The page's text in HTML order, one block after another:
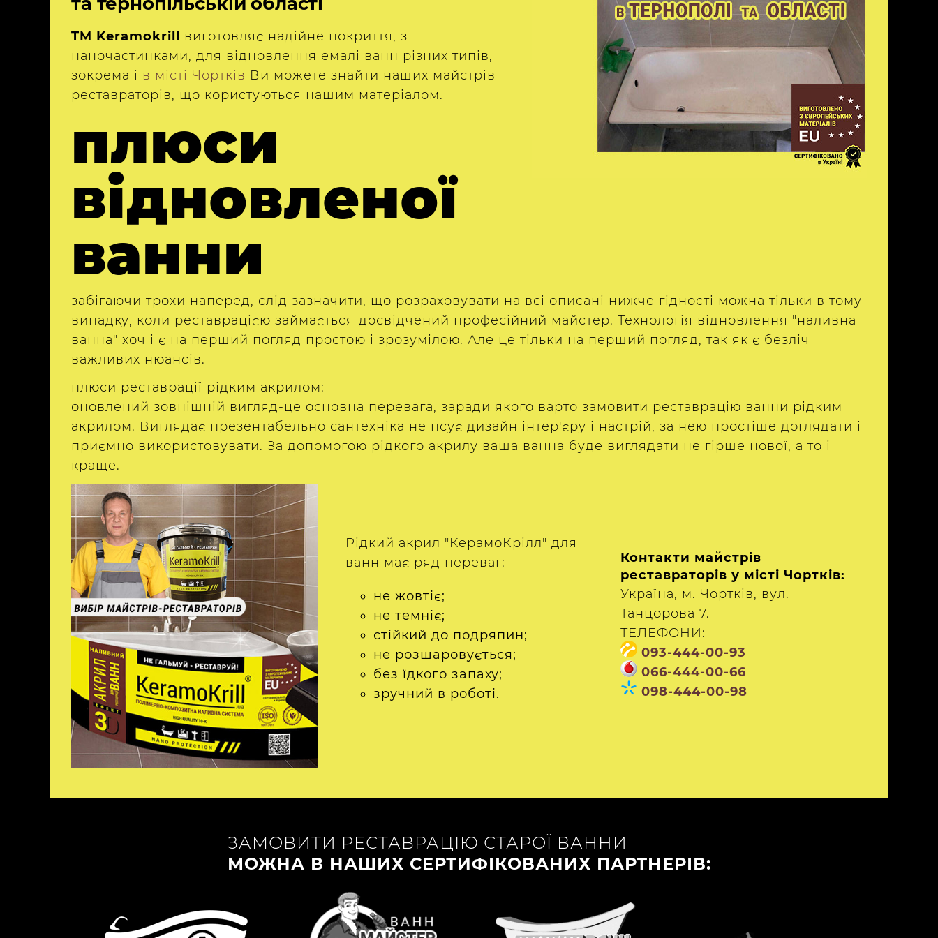
TM Keramokrill
виготовляє надійне покриття, з
наночастинками, для відновлення емалі ванн різних типів,
зокрема і в місті Чортків Ви можете знайти наших майстрів
реставраторів, що користуються нашим матеріалом.
плюси
відновленої
ванни
забігаючи трохи наперед, слід зазначити, що розраховувати на всі описані нижче гідності можна тільки в тому
випадку, коли реставрацією займається досвідчений професійний майстер. Технологія відновлення "наливна
ванна" хоч і є на перший погляд простою і зрозумілою. Але це тільки на перший погляд, так як є безліч
важливих нюансів.
плюси реставрації рідким акрилом:
оновлений зовнішній вигляд-це основна перевага, заради якого варто замовити реставрацію ванни рідким
акрилом. Виглядає презентабельно сантехніка не псує дизайн інтер'єру і настрій, за нею простіше доглядати і
приємно використовувати. За допомогою рідкого акрилу ваша ванна буде виглядати не гірше нової, а то і
краще.
Рідкий акрил "КерамоКрілл" для
ванн має ряд переваг:
не жовтіє;
не темніє;
стійкий до подряпин;
не розшаровується;
без їдкого запаху;
зручний в роботі.
Контакти майстрів
реставраторів у місті Чортків:
Україна, м. Чортків, вул.
Танцорова 7.
ТЕЛЕФОНИ:
093-444-00-93
066-444-00-66
098-444-00-98
ЗАМОВИТИ РЕСТАВРАЦІЮ СТАРОЇ ВАННИ
МОЖНА В НАШИХ СЕРТИФІКОВАНИХ ПАРТНЕРІВ: